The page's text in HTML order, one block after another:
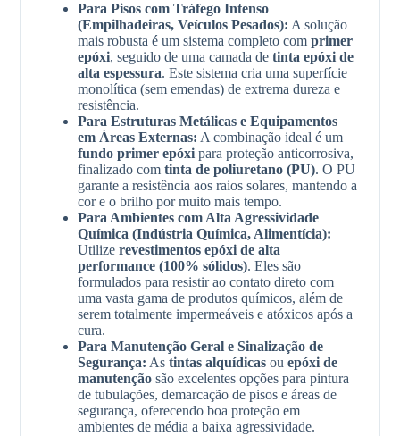
Para Pisos com Tráfego Intenso
(Empilhadeiras, Veículos Pesados): A solução
mais robusta é um sistema completo comprimer
epóxi, seguido de uma camada detinta epóxi de
alta espessura. Este sistema cria uma superfície
monolítica (sem emendas) de extrema dureza e
resistência.
Para Estruturas Metálicas e Equipamentos
em Áreas Externas: A combinação ideal é um
fundo primer epóxi para proteção anticorrosiva,
finalizado comtinta de poliuretano (PU). O PU
garante a resistência aos raios solares, mantendo a
cor e o brilho por muito mais tempo.
Para Ambientes com Alta Agressividade
Química (Indústria Química, Alimentícia):
Utilizerevestimentos epóxi de alta
performance (100% sólidos). Eles são
formulados para resistir ao contato direto com
uma vasta gama de produtos químicos, além de
serem totalmente impermeáveis e atóxicos após a
cura.
Para Manutenção Geral e Sinalização de
Segurança: Astintas alquídicas ouepóxi de
manutenção são excelentes opções para pintura
de tubulações, demarcação de pisos e áreas de
segurança, oferecendo boa proteção em
ambientes de média a baixa agressividade.